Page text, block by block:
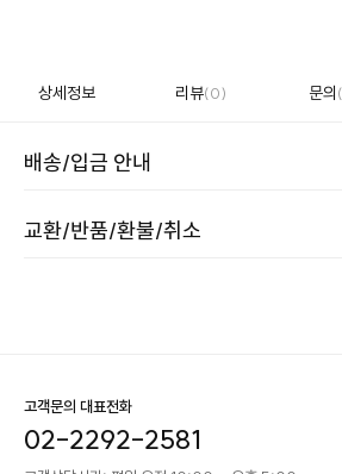
상세정보 리뷰(0) 문의
배송/입금 안내
교환/반품/환불/취소
고객문의 대표전화
02-2292-2581